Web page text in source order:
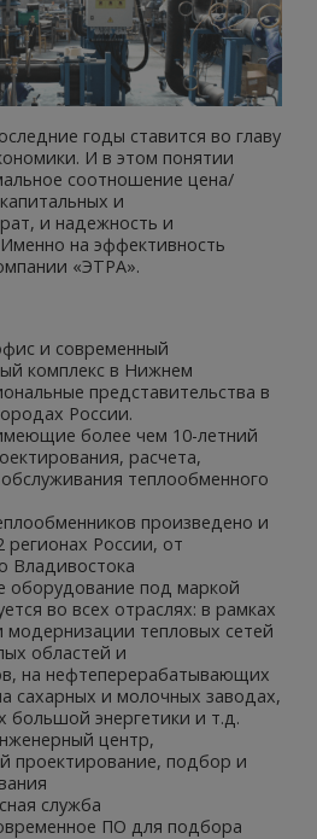
годы ставится во главу
И в этом понятии
соотношение цена/
и
и надежность и
на эффективность
«ЭТРА».
и современный
комплекс в Нижнем
представительства в
России.
более чем 10-летний
расчета,
теплообменного
произведено и
регионах России, от
Владивостока
оборудование под маркой
во всех отраслях: в рамках
модернизации тепловых сетей
областей и
на нефтеперерабатывающих
сахарных и молочных заводах,
большой энергетики и т.д.
центр,
проектирование, подбор и
служба
ПО для подбора